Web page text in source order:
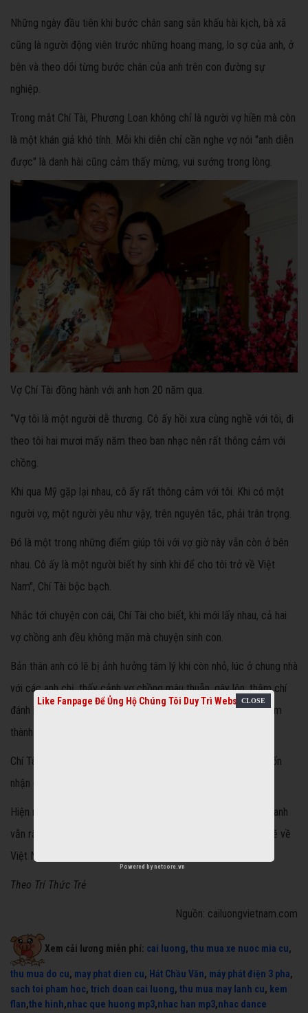
Những ngày đầu tiên khi bước chân sang sân khấu hài kịch, bà xã
cũng là người động viên trước những hoang mang, lo sợ của anh, ở
bên và theo dõi từng bước chân của anh trên con đường sự
nghiệp.
Trong mắt Chí Tài, Phương Loan không chỉ là người vợ hiền mà còn
là một khán giả khó tính. Mỗi khi diễn chỉ cần nghe vợ nói "anh diễn
được" là danh hài cũng cảm thấy mừng, vui sướng trong lòng.
Vợ Chí Tài đồng hành với anh hơn 20 năm qua.
“Vợ tôi là một người dễ thương. Cô ấy hồi xưa cùng nghề với tôi, đi
theo tôi hai mươi mấy năm theo ban nhạc nên rất thông cảm với
chồng.
Khi qua Mỹ gặp lại nhau, cô ấy rất thông cảm với tôi. Khi có một
người vợ, một người yêu như vậy, trên nguyên tắc, phải trân trọng.
Đó là một trong những điểm giúp tôi với vợ giờ này vẫn còn ở bên
nhau. Cô ấy là một người biết hy sinh khi để cho tôi trở về Việt
Nam", Chí Tài bộc bạch.
Nhắc tới chuyện con cái, Chí Tài cho biết, khi mới lấy nhau, cả hai
vợ chồng anh đều không mặn mà chuyện sinh con.
Bản thân anh có lẽ bị ảnh hưởng tâm lý khi còn nhỏ, lúc ở chung nhà
với các anh chị, thấy cảnh vợ chồng mâu thuẫn, gây lộn, thậm chí
đánh lộn khi có thêm đứa con nên không muốn gia đình có thêm
thành viên vì “sợ ảnh hưởng tới sự nghiệp của mình”.
Chí Tài cho hay, anh không ghét con nít nhưng cũng không muốn
nhận con nuôi vì không biết tính tình của chúng sẽ thế nào.
Hiện nay, dù tổ ấm của anh chưa có tiếng cười trẻ nhỏ nhưng anh
vẫn rất hài lòng. Được biết, sau khi về già, anh và vợ dự định sẽ về
Việt Nam sinh sống, gắn bó với mảnh đất quê hương.
Theo Trí Thức Trẻ
Nguồn: cailuongvietnam.com
Xem cải lương miễn phí: cai luong, thu mua xe nuoc mia cu,
thu mua do cu, may phat dien cu, Hát Chầu Văn, máy phát điện 3 pha,
sach toi pham hoc, trich doan cai luong, thu mua may lanh cu, kem
flan,the hinh,nhac que huong mp3,nhac han mp3,nhac dance
Like Fanpage Để Ủng Hộ Chúng Tôi Duy Trì Website
Powered bynetcore.vn